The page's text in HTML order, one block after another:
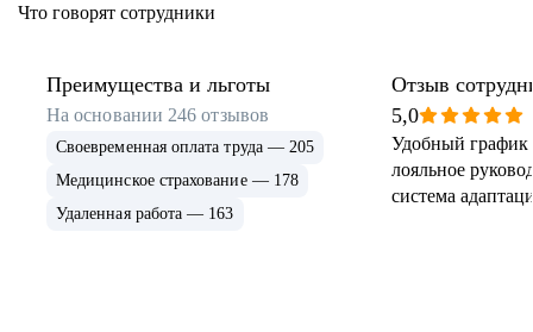
Что говорят сотрудники
Преимущества и льготы
На основании 246 отзывов
Своевременная оплата труда — 205
Медицинское страхование — 178
Удаленная работа — 163
Отзыв
5,0
Удобный график
лояльное
система